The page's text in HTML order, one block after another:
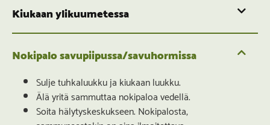
Kiukaan ylikuumetessa
Nokipalo savupiipussa/savuhormissa
Sulje tuhkaluukku ja kiukaan luukku.
Älä yritä sammuttaa nokipaloa vedellä.
Soita hälytyskeskukseen. Nokipalosta,